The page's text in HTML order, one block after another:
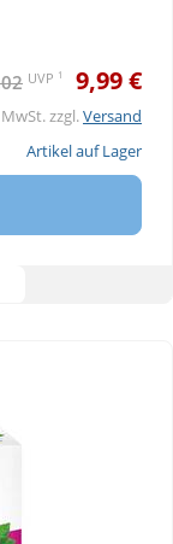
UVP 1 9,99 €
zzgl.Versand
Artikel auf Lager